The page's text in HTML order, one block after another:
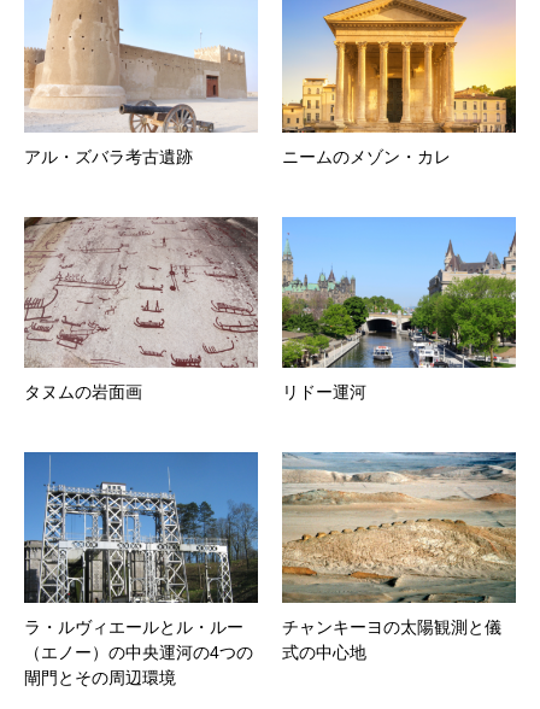
アル・ズバラ考古遺跡 ニームのメゾン・カレ
タヌムの岩面画 リドー運河
ラ・ルヴィエールとル・ルー
（エノー）の中央運河の4つの
閘門とその周辺環境
チャンキーヨの太陽観測と儀
式の中心地